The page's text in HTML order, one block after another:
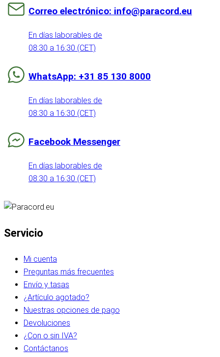
Correo electrónico: info@paracord.eu
En días laborables de
08:30 a 16:30 (CET)
WhatsApp: +31 85 130 8000
En días laborables de
08:30 a 16:30 (CET)
Facebook Messenger
En días laborables de
08:30 a 16:30 (CET)
Servicio
Mi cuenta
Preguntas más frecuentes
Envío y tasas
¿Artículo agotado?
Nuestras opciones de pago
Devoluciones
¿Con o sin IVA?
Contáctanos